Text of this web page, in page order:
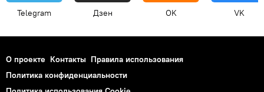
Telegram Дзен OK VK
О проекте Контакты Правила использования
Политика конфиденциальности